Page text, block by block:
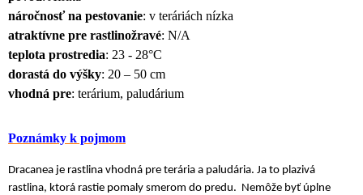
náročnosť na pestovanie: v teráriách nízka
atraktívne pre rastlinožravé: N/A
teplota prostredia: 23 - 28°C
dorastá do výšky: 20 – 50 cm
vhodná pre: terárium, paludárium
Poznámky k pojmom
Dracanea je rastlina vhodná pre terária a paludária. Ja to plazivá
rastlina, ktorá rastie pomaly smerom do predu. Nemôže byť úplne